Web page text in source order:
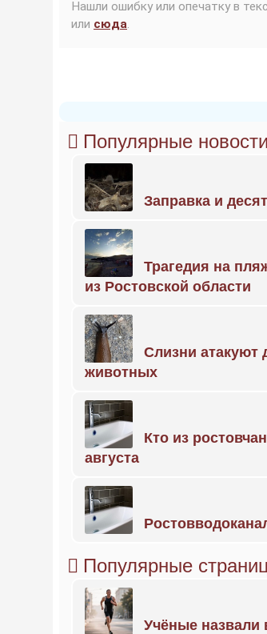
Нашли ошибку или опечатку в
или сюда.
Популярные новости
Заправка и
Трагедия на
из Ростовской области
Слизни атакуют
животных
Кто из
августа
Популярные
Учёные